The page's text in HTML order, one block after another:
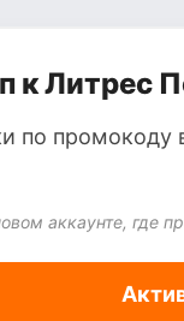
к Литрес
по промокоду
аккаунте, где